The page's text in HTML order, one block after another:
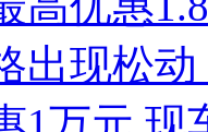
出现松